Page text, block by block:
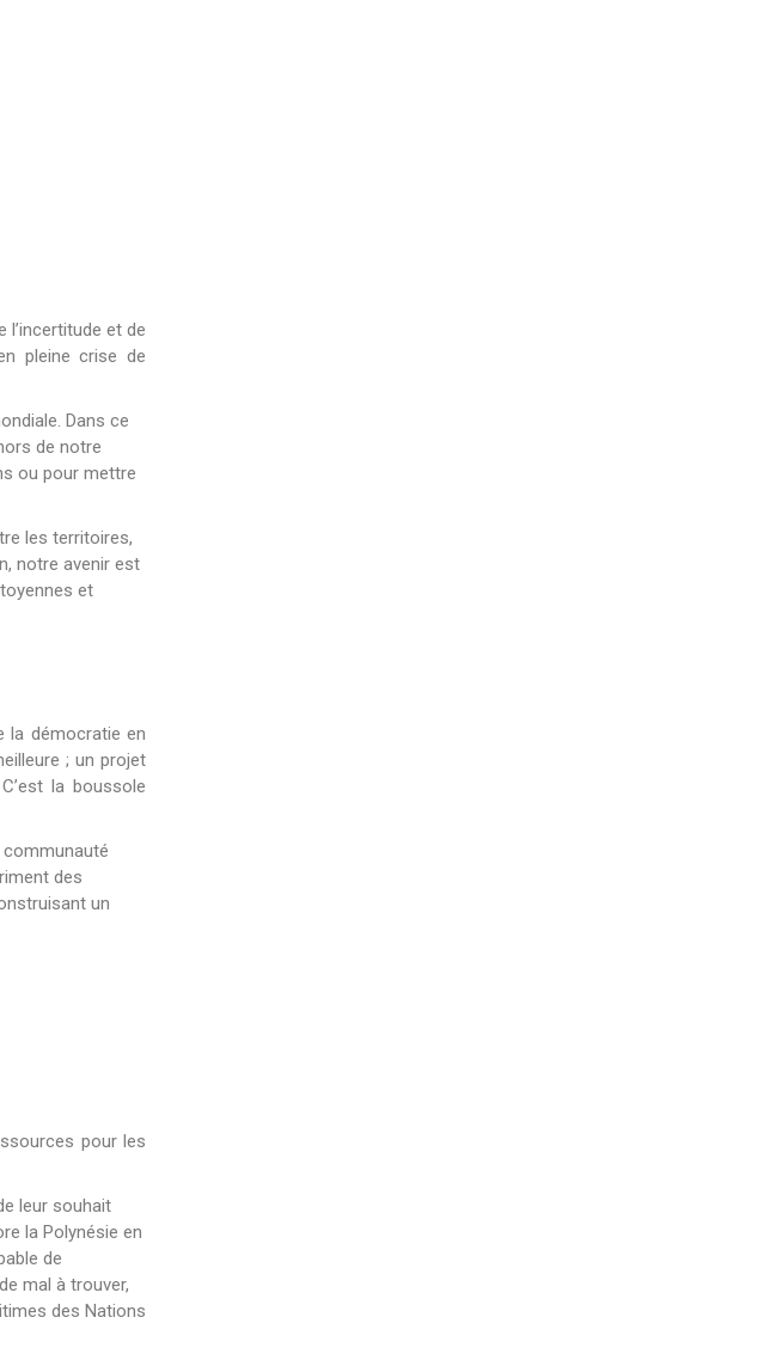
l’incertitude et de
pleine crise de
Dans ce
de notre
ou pour mettre
les territoires,
notre avenir est
et
la démocratie en
; un projet
la boussole
des
un
pour les
leur souhait
la Polynésie en
de
mal à trouver,
des Nations